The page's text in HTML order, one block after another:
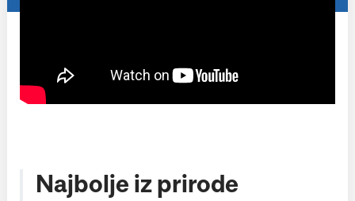
Najbolje iz prirode